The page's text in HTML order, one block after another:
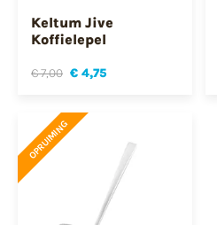
Keltum Jive
Koffielepel
€ 7,00 € 4,75
OPRUIMING